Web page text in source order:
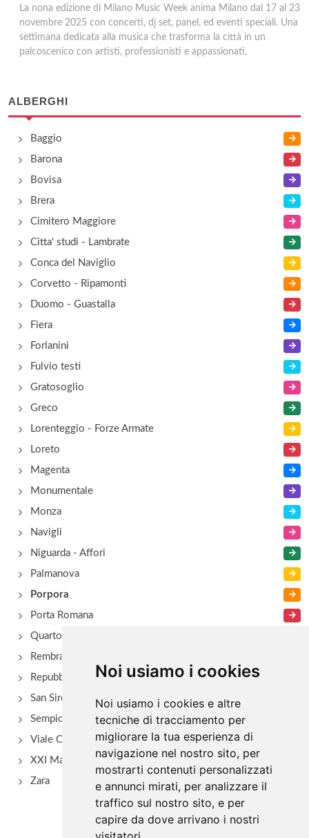
Noi usiamo i cookies
Noi usiamo i cookies e altre
tecniche di tracciamento per
migliorare la tua esperienza di
navigazione nel nostro sito, per
mostrarti contenuti personalizzati
e annunci mirati, per analizzare il
traffico sul nostro sito, e per
capire da dove arrivano i nostri
La nona edizione di Milano Music Week anima Milano dal 17 al 23
novembre 2025 con concerti, dj set, panel, ed eventi speciali. Una
settimana dedicata alla musica che trasforma la città in un
palcoscenico con artisti, professionisti e appassionati.
ALBERGHI
Baggio
Barona
Bovisa
Brera
Cimitero Maggiore
Citta' studi - Lambrate
Conca del Naviglio
Corvetto - Ripamonti
Duomo - Guastalla
Fiera
Forlanini
Fulvio testi
Gratosoglio
Greco
Lorenteggio - Forze Armate
Loreto
Magenta
Monumentale
Monza
Navigli
Niguarda - Affori
Palmanova
Porpora
Porta Romana
Quarto Oggiaro
Rembrant
Repubblica
San Siro - Via Novara
Sempione
Viale Certosa
XXI Marzo
Zara